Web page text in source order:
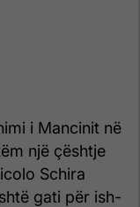
i Mancinit në
një çështje
Schira
gati për ish-